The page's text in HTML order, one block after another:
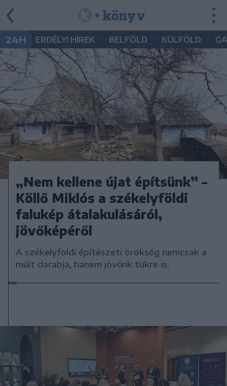
• könyv
24H ERDÉLYI HÍREK BELFÖLD KÜLFÖLD
„Nem kellene újat építsünk” –
Köllő Miklós a székelyföldi
falukép átalakulásáról,
jövőképéről
A székelyföldi építészeti örökség nemcsak a
múlt darabja, hanem jövőnk tükre is.